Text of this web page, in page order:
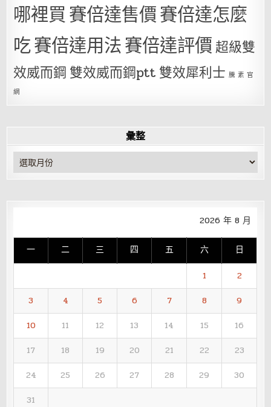
哪裡買賽倍達售價賽倍達怎麼
吃賽倍達用法賽倍達評價超級雙
效威而鋼 雙效威而鋼ptt 雙效犀利士 騰 素 官
網
彙整
彙
整
2026 年 8 月
一 二 三 四 五 六 日
1
2
3
4 5 6 7 8
9
10
11 12 13 14 15
16
17
18 19 20 21 22
23
24
25 26 27 28 29
30
31